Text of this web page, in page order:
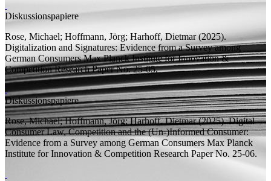
Diskussionspapiere
Rose, Michael; Hoffmann, Jörg; Harhoff, Dietmar(2025).
Digitalization and Signatures: Evidence from a Survey among
German Consumers Max Planck Institute for Innovation &
Competition Research PaperNo. 25-05.
Diskussionspapiere
Rose, Michael;Hoffmann, Jörg;Harhoff, Dietmar(2025).Digital
Consumer Law, Competition and the (Un-)Informed Consumer:
Evidence from a Survey among German Consumers Max Planck
Institute for Innovation & Competition Research PaperNo. 25-06.